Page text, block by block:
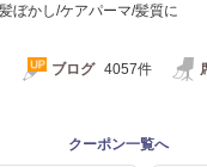
ぼかし/ケアパーマ/髪質に
ブログ 4057件
クーポン一覧へ